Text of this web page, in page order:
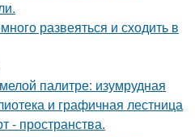
развеяться и сходить в
палитре: изумрудная
и графичная лестница
- пространства.